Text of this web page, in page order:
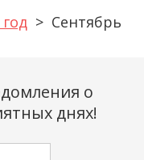
> Сентябрь
о
днях!